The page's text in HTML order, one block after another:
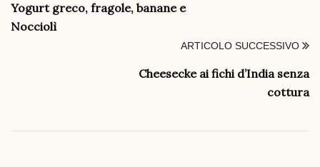
Yogurt greco, fragole, banane e
Nocciolì
ARTICOLO SUCCESSIVO
Cheesecke ai fichi d’India senza
cottura